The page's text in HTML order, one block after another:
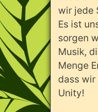
wir jede
Es ist
sorgen
Musik,
Menge
dass wir
Unity!